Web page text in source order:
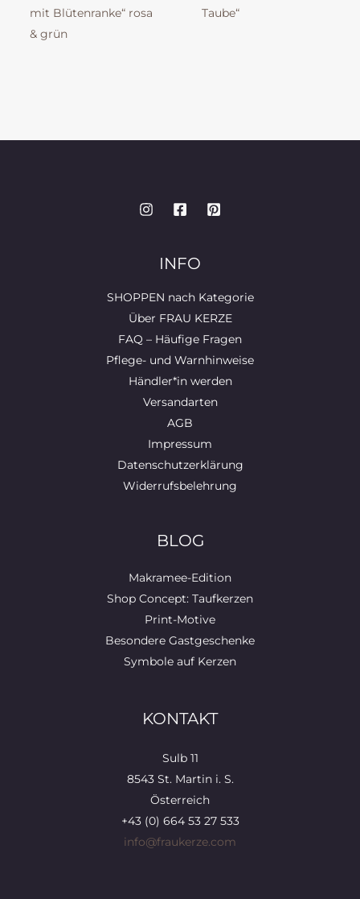
mit Blütenranke“ rosa
& grün
Taube“
INFO
SHOPPEN nach Kategorie
Über FRAU KERZE
FAQ – Häufige Fragen
Pflege- und Warnhinweise
Händler*in werden
Versandarten
AGB
Impressum
Datenschutzerklärung
Widerrufsbelehrung
BLOG
Makramee-Edition
Shop Concept: Taufkerzen
Print-Motive
Besondere Gastgeschenke
Symbole auf Kerzen
KONTAKT
Sulb 11
8543 St. Martin i. S.
Österreich
+43 (0) 664 53 27 533
info@fraukerze.com